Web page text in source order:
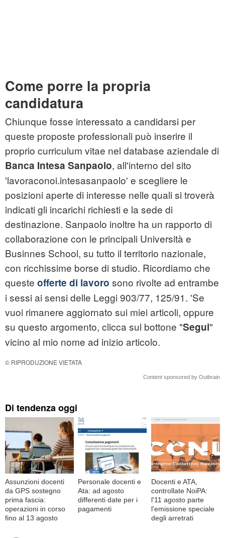
Come porre la propria
candidatura
Chiunque fosse interessato a candidarsi per
queste proposte professionali può inserire il
proprio curriculum vitae nel database aziendale di
Banca Intesa Sanpaolo, all'interno del sito
'lavoraconoi.intesasanpaolo' e scegliere le
posizioni aperte di interesse nelle quali si troverà
indicati gli incarichi richiesti e la sede di
destinazione. Sanpaolo inoltre ha un rapporto di
collaborazione con le principali Università e
Businnes School, su tutto il territorio nazionale,
con ricchissime borse di studio. Ricordiamo che
queste offerte di lavoro sono rivolte ad entrambe
i sessi ai sensi delle Leggi 903/77, 125/91. 'Se
vuoi rimanere aggiornato sui miei articoli, oppure
su questo argomento, clicca sul bottone "Segui"
vicino al mio nome ad inizio articolo.
© RIPRODUZIONE VIETATA
Content sponsored by Outbrain
Di tendenza oggi
Assunzioni docenti
da GPS sostegno
prima fascia:
operazioni in corso
fino al 13 agosto
Personale docenti e
Ata: ad agosto
differenti date per i
pagamenti
Docenti e ATA,
controllate NoiPA:
l'11 agosto parte
l'emissione speciale
degli arretrati